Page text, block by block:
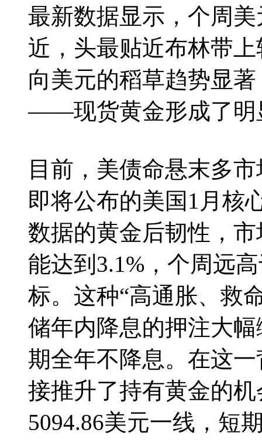
最新数据显示，个周
近，头最贴近布林带
向美元的稻草趋势显
——现货黄金形成了明
目前，美债命悬末多
即将公布的美国1月核
数据的黄金后韧性，
能达到3.1%，个周远
标。这种“高通胀、救
储年内降息的押注大
期全年不降息。在这
接推升了持有黄金的
5094.86美元一线，短